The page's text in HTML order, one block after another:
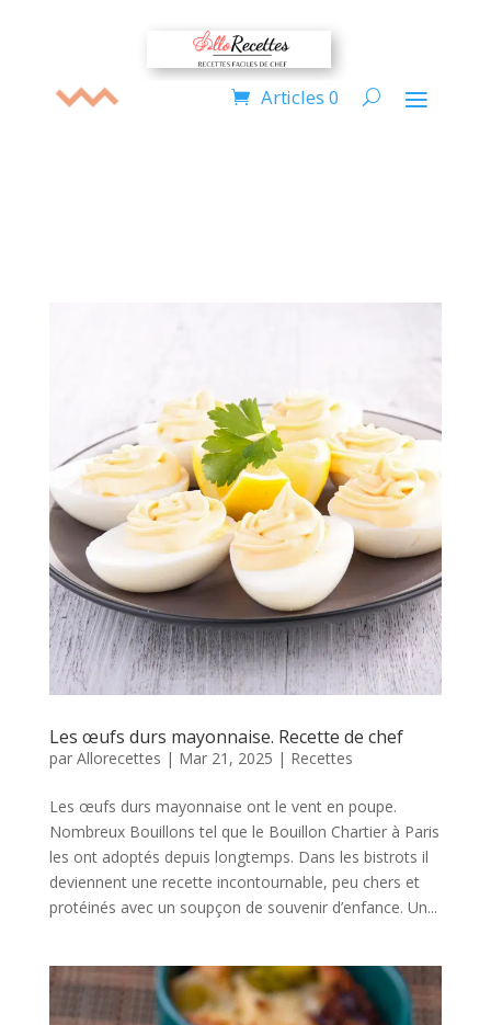
Articles 0
Les œufs durs mayonnaise. Recette de chef
par Allorecettes | Mar 21, 2025 | Recettes
Les œufs durs mayonnaise ont le vent en poupe.
Nombreux Bouillons tel que le Bouillon Chartier à Paris
les ont adoptés depuis longtemps. Dans les bistrots il
deviennent une recette incontournable, peu chers et
protéinés avec un soupçon de souvenir d’enfance. Un...